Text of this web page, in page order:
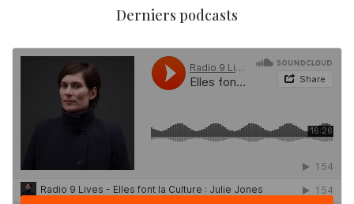
Derniers podcasts